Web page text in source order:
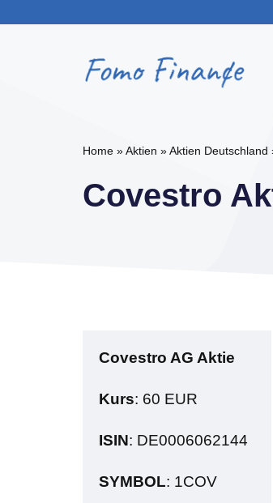
Home »Aktien »Aktien Deutschland
Covestro
Covestro AG Aktie
Kurs: 60 EUR
ISIN: DE0006062144
SYMBOL: 1COV